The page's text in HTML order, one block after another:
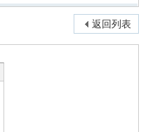
返回列表